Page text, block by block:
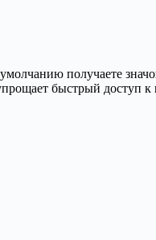
получаете
быстрый доступ